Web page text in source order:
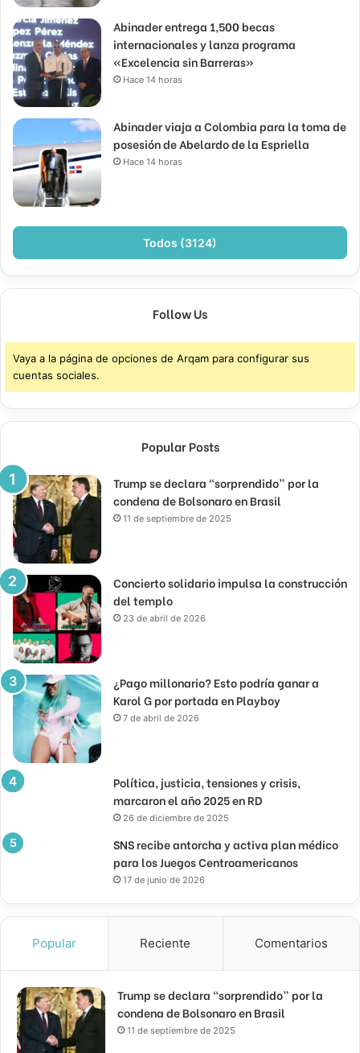
Abinader entrega 1,500 becas
internacionales y lanza programa
«Excelencia sin Barreras»
Hace 14 horas
Abinader viaja a Colombia para la toma de
posesión de Abelardo de la Espriella
Hace 14 horas
Todos (3124)
Follow Us
Vaya a la página de opciones de Arqam para configurar sus
cuentas sociales.
Popular Posts
Trump se declara “sorprendido” por la
condena de Bolsonaro en Brasil
11 de septiembre de 2025
Concierto solidario impulsa la construcción
del templo
23 de abril de 2026
¿Pago millonario? Esto podría ganar a
Karol G por portada en Playboy
7 de abril de 2026
Política, justicia, tensiones y crisis,
marcaron el año 2025 en RD
26 de diciembre de 2025
SNS recibe antorcha y activa plan médico
para los Juegos Centroamericanos
17 de junio de 2026
Popular Reciente Comentarios
Trump se declara “sorprendido” por la
condena de Bolsonaro en Brasil
11 de septiembre de 2025